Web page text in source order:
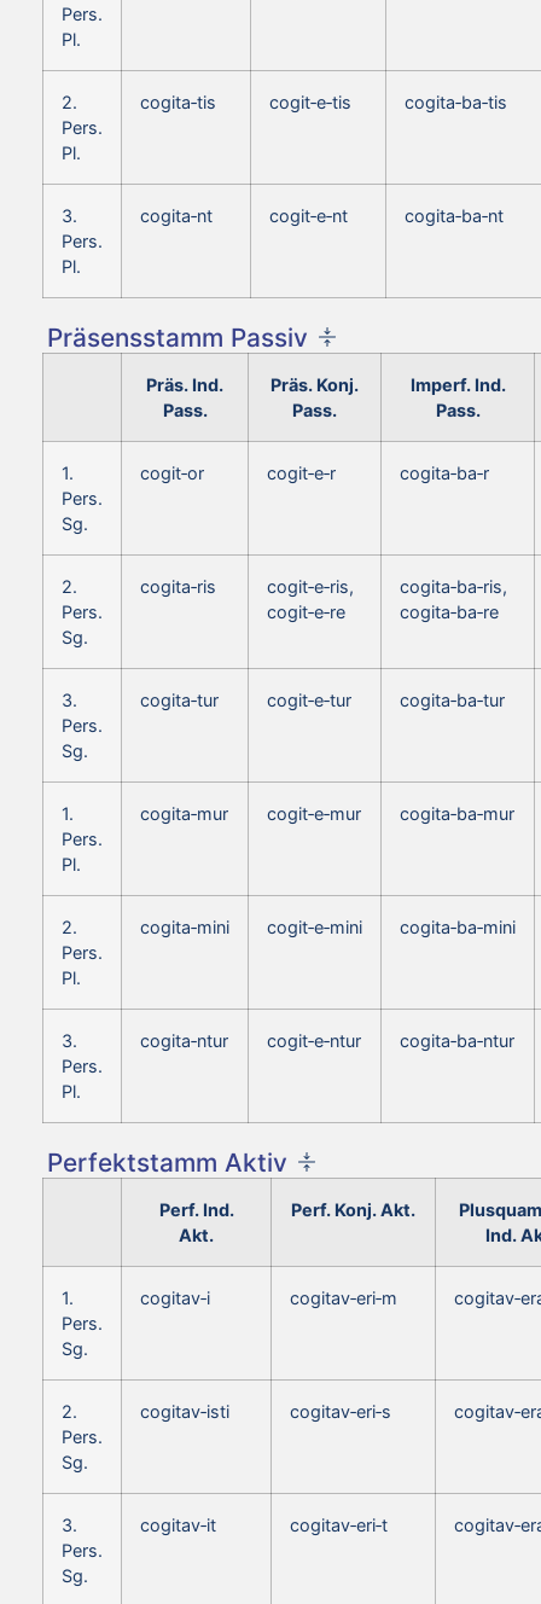
Pers.
Pl.
2.
Pers.
Pl.
cogita‑tis cogit‑e‑tis cogita‑ba‑tis
3.
Pers.
Pl.
cogita‑nt cogit‑e‑nt cogita‑ba‑nt
Präsensstamm Passiv
Präs. Ind.
Pass.
Präs. Konj.
Pass.
Imperf. Ind.
Pass.
1.
Pers.
Sg.
cogit‑or cogit‑e‑r cogita‑ba‑r
2.
Pers.
Sg.
cogita‑ris
cogit‑e‑ris,
cogit‑e‑re
cogita‑ba‑ris,
cogita‑ba‑re
3.
Pers.
Sg.
cogita‑tur cogit‑e‑tur cogita‑ba‑tur
1.
Pers.
Pl.
cogita‑mur cogit‑e‑mur cogita‑ba‑mur
2.
Pers.
Pl.
cogita‑mini cogit‑e‑mini cogita‑ba‑mini
3.
Pers.
Pl.
cogita‑ntur cogit‑e‑ntur cogita‑ba‑ntur
Perfektstamm Aktiv
Perf. Ind.
Akt.
Perf. Konj. Akt.
Ind.
1.
Pers.
Sg.
cogitav‑i cogitav‑eri‑m
2.
Pers.
Sg.
cogitav‑isti cogitav‑eri‑s
3.
Pers.
Sg.
cogitav‑it cogitav‑eri‑t